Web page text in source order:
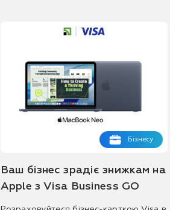
Бізнесу
Ваш бізнес зрадіє знижкам на
Apple з Visa Business GO